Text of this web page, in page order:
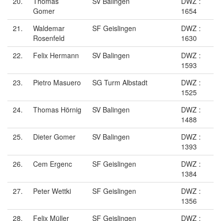
Gomer
1654
21.
Waldemar
Rosenfeld
SF Geislingen
DWZ :
1630
22.
Felix Hermann SV Balingen
DWZ :
1593
23.
Pietro Masuero SG Turm Albstadt
DWZ :
1525
24.
Thomas Hörnig SV Balingen
DWZ :
1488
25.
Dieter Gomer SV Balingen
DWZ :
1393
26.
Cem Ergenc SF Geislingen
DWZ :
1384
27.
Peter Wettki SF Geislingen
DWZ :
1356
28.
Felix Müller SF Geislingen DWZ :